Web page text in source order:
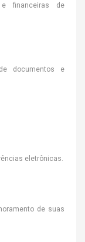
financeiras de
documentos e
eletrônicas.
de suas